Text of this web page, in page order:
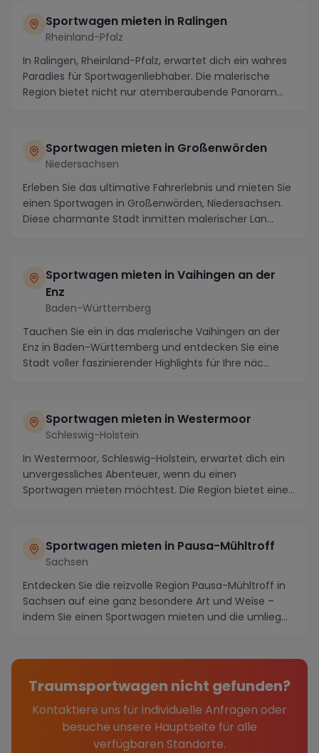
Sportwagen mieten in Ralingen
Rheinland-Pfalz
In Ralingen, Rheinland-Pfalz, erwartet dich ein wahres
Paradies für Sportwagenliebhaber. Die malerische
Region bietet nicht nur atemberaubende Panoram...
Sportwagen mieten in Großenwörden
Niedersachsen
Erleben Sie das ultimative Fahrerlebnis und mieten Sie
einen Sportwagen in Großenwörden, Niedersachsen.
Diese charmante Stadt inmitten malerischer Lan...
Sportwagen mieten in Vaihingen an der
Enz
Baden-Württemberg
Tauchen Sie ein in das malerische Vaihingen an der
Enz in Baden-Württemberg und entdecken Sie eine
Stadt voller faszinierender Highlights für Ihre näc...
Sportwagen mieten in Westermoor
Schleswig-Holstein
In Westermoor, Schleswig-Holstein, erwartet dich ein
unvergessliches Abenteuer, wenn du einen
Sportwagen mieten möchtest. Die Region bietet eine
Sportwagen mieten in Pausa-Mühltroff
Sachsen
Entdecken Sie die reizvolle Region Pausa-Mühltroff in
Sachsen auf eine ganz besondere Art und Weise –
indem Sie einen Sportwagen mieten und die umlieg...
Traumsportwagen nicht gefunden?
Kontaktiere uns für individuelle Anfragen oder
besuche unsere Hauptseite für alle
verfügbaren Standorte.